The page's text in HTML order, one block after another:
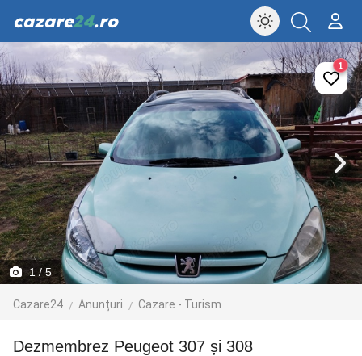
cazare24.ro
1 / 5
Cazare24 Anunțuri Cazare - Turism
1
Dezmembrez Peugeot 307 și 308